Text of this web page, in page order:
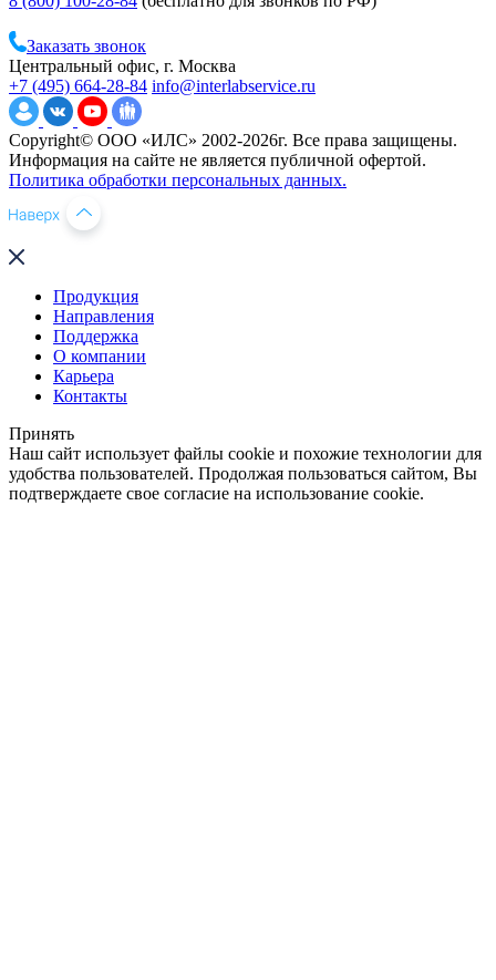
Заказать звонок
Центральный офис, г. Москва
+7 (495) 664-28-84 info@interlabservice.ru
Copyright© ООО «ИЛС» 2002-2026г. Все права защищены.
Информация на сайте не является публичной офертой.
Политика обработки персональных данных.
Продукция
Направления
Поддержка
О компании
Карьера
Контакты
Принять
Наш сайт использует файлы cookie и похожие технологии для
удобства пользователей. Продолжая пользоваться сайтом, Вы
подтверждаете свое согласие на использование cookie.